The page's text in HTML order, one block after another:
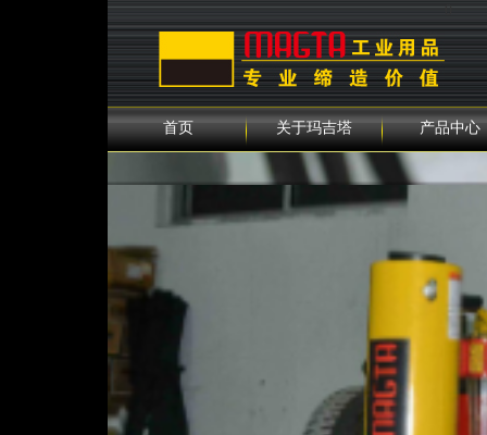
0
首页 关于玛吉塔 产品中心